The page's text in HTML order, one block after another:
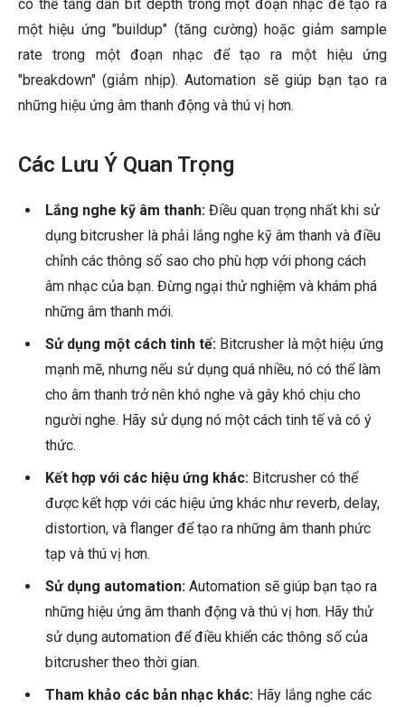
có thể tăng dần bit depth trong một đoạn nhạc để tạo ra
một hiệu ứng "buildup" (tăng cường) hoặc giảm sample
rate trong một đoạn nhạc để tạo ra một hiệu ứng
"breakdown" (giảm nhịp). Automation sẽ giúp bạn tạo ra
những hiệu ứng âm thanh động và thú vị hơn.
Các Lưu Ý Quan Trọng
Lắng nghe kỹ âm thanh: Điều quan trọng nhất khi sử
dụng bitcrusher là phải lắng nghe kỹ âm thanh và điều
chỉnh các thông số sao cho phù hợp với phong cách
âm nhạc của bạn. Đừng ngại thử nghiệm và khám phá
những âm thanh mới.
Sử dụng một cách tinh tế: Bitcrusher là một hiệu ứng
mạnh mẽ, nhưng nếu sử dụng quá nhiều, nó có thể làm
cho âm thanh trở nên khó nghe và gây khó chịu cho
người nghe. Hãy sử dụng nó một cách tinh tế và có ý
thức.
Kết hợp với các hiệu ứng khác: Bitcrusher có thể
được kết hợp với các hiệu ứng khác như reverb, delay,
distortion, và flanger để tạo ra những âm thanh phức
tạp và thú vị hơn.
Sử dụng automation: Automation sẽ giúp bạn tạo ra
những hiệu ứng âm thanh động và thú vị hơn. Hãy thử
sử dụng automation để điều khiển các thông số của
bitcrusher theo thời gian.
Tham khảo các bản nhạc khác: Hãy lắng nghe các